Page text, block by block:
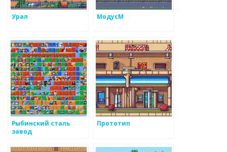
Урал МодусМ
Рыбинский сталь
завод
Прототип